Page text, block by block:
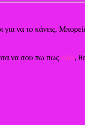
να το κάνεις.
να σου πω πως εδώ,